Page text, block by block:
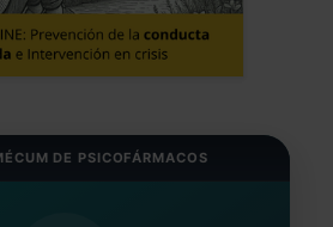
DE PSICOFÁRMACOS